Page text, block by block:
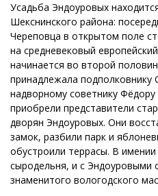
Усадьба Эндоуровых
Шекснинского района:
Череповца в открытом поле
на средневековый
начинается во второй
принадлежала подполковнику
надворному советнику
приобрели представители
дворян Эндоуровых. Они
замок, разбили парк и
обустроили террасы. В
сыродельня, и с Эндоуровыми
знаменитого вологодского